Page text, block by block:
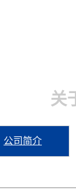
关
公司简介